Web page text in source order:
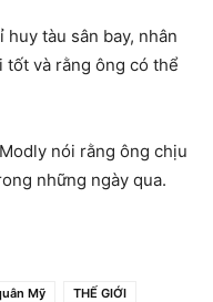
tàu sân bay, nhân
tốt và rằng ông có thể
nói rằng ông chịu
những ngày qua.
Mỹ
THẾ GIỚI